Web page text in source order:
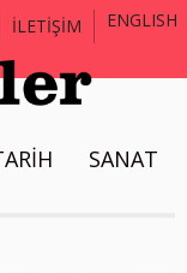
İLETİŞİM ENGLISH
SANAT